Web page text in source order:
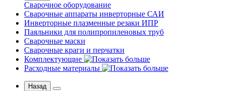
Сварочное оборудование
Сварочные аппараты инверторные САИ
Инверторные плазменные резаки ИПР
Паяльники для полипропиленовых труб
Сварочные маски
Сварочные краги и перчатки
Комплектующие
Расходные материалы
Назад